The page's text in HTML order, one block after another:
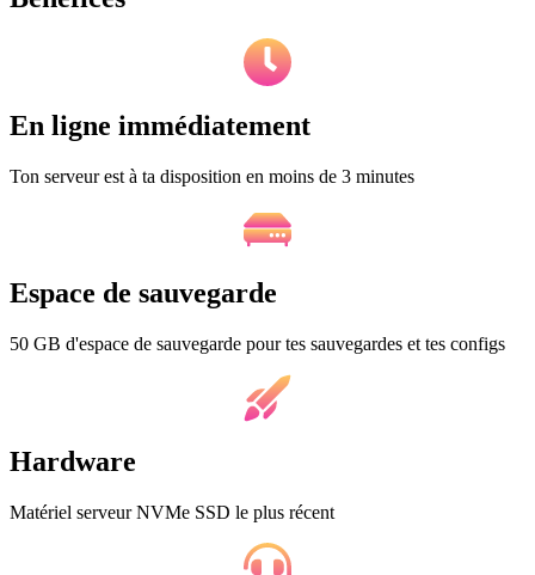
En ligne immédiatement
Ton serveur est à ta disposition en moins de 3 minutes
Espace de sauvegarde
50 GB d'espace de sauvegarde pour tes sauvegardes et tes configs
Hardware
Matériel serveur NVMe SSD le plus récent